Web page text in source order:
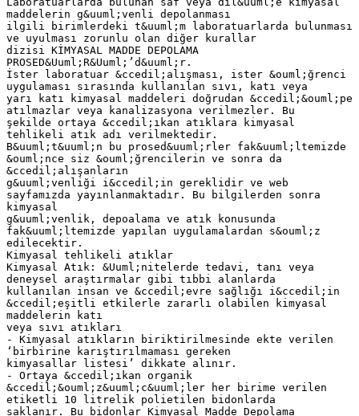
maddelerin g&uuml;venli depolanması
ilgili birimlerdeki t&uuml;m laboratuarlarda bulunması
ve uyulması zorunlu olan diğer kurallar
dizisi KİMYASAL MADDE DEPOLAMA
PROSED&Uuml;R&Uuml;’d&uuml;r.
İster laboratuar &ccedil;alışması, ister &ouml;ğrenci
uygulaması sırasında kullanılan sıvı, katı veya
yarı katı kimyasal maddeleri doğrudan &ccedil;&ouml;pe
atılmazlar veya kanalizasyona verilmezler. Bu
şekilde ortaya &ccedil;ıkan atıklara kimyasal
tehlikeli atık adı verilmektedir.
B&uuml;t&uuml;n bu prosed&uuml;rler fak&uuml;ltemizde
&ouml;nce siz &ouml;ğrencilerin ve sonra da
&ccedil;alışanların
g&uuml;venliği i&ccedil;in gereklidir ve web
sayfamızda yayınlanmaktadır. Bu bilgilerden sonra
kimyasal
g&uuml;venlik, depoalama ve atık konusunda
fak&uuml;ltemizde yapılan uygulamalardan s&ouml;z
edilecektir.
Kimyasal tehlikeli atıklar
Kimyasal Atık: &Uuml;nitelerde tedavi, tanı veya
deneysel araştırmalar gibi tıbbi alanlarda
kullanılan insan ve &ccedil;evre sağlığı i&ccedil;in
&ccedil;eşitli etkilerle zararlı olabilen kimyasal
maddelerin katı
veya sıvı atıkları
- Kimyasal atıkların biriktirilmesinde ekte verilen
‘birbirine karıştırılmaması gereken
kimyasallar listesi’ dikkate alınır.
- Ortaya &ccedil;ıkan organik
&ccedil;&ouml;z&uuml;c&uuml;ler her birime verilen
etiketli 10 litrelik polietilen bidonlarda
saklanır. Bu bidonlar Kimyasal Madde Depolama